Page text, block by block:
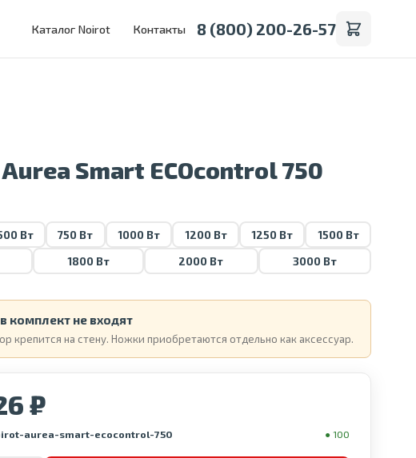
Каталог Noirot Контакты 8 (800) 200-26-57
Smart ECOcontrol 750
Вт 750 Вт 1000 Вт 1200 Вт 1250 Вт
1500 Вт
1800 Вт 2000 Вт 3000 Вт
комплект не входят
крепится на стену. Ножки приобретаются отдельно как аксессуар.
₽
aurea-smart-ecocontrol-750 ● 100